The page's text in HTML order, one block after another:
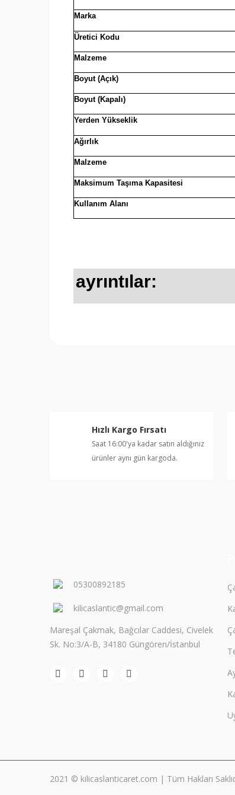
Marka
Üretici Kodu
Malzeme
Boyut (Açık)
Boyut (Kapalı)
Yerden Yükseklik
Ağırlık
Malzeme
Maksimum Taşıma Kapasitesi
Kullanım Alanı
ayrıntılar:
Ürün fiyatı diğer sitelerden daha pahalı.
Hızlı Kargo Fırsatı
Saat 16:00'ya kadar satın aldığınız
ürünler aynı gün kargoda.
05300892185
kilicaslantic@gmail.com
Mareşal Çakmak, Bağcılar Caddesi, Civelek
Sk. No:3/A-B, 34180 Güngören/İstanbul
2021 © kilicaslanticaret.com | Tüm Hakları